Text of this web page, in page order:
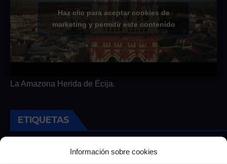
Información sobre cookies
Haz clic para aceptar cookies de
marketing y permitir este contenido
La Amazona Herida de Écija.
ETIQUETAS
Andalucía Cultura Deportes